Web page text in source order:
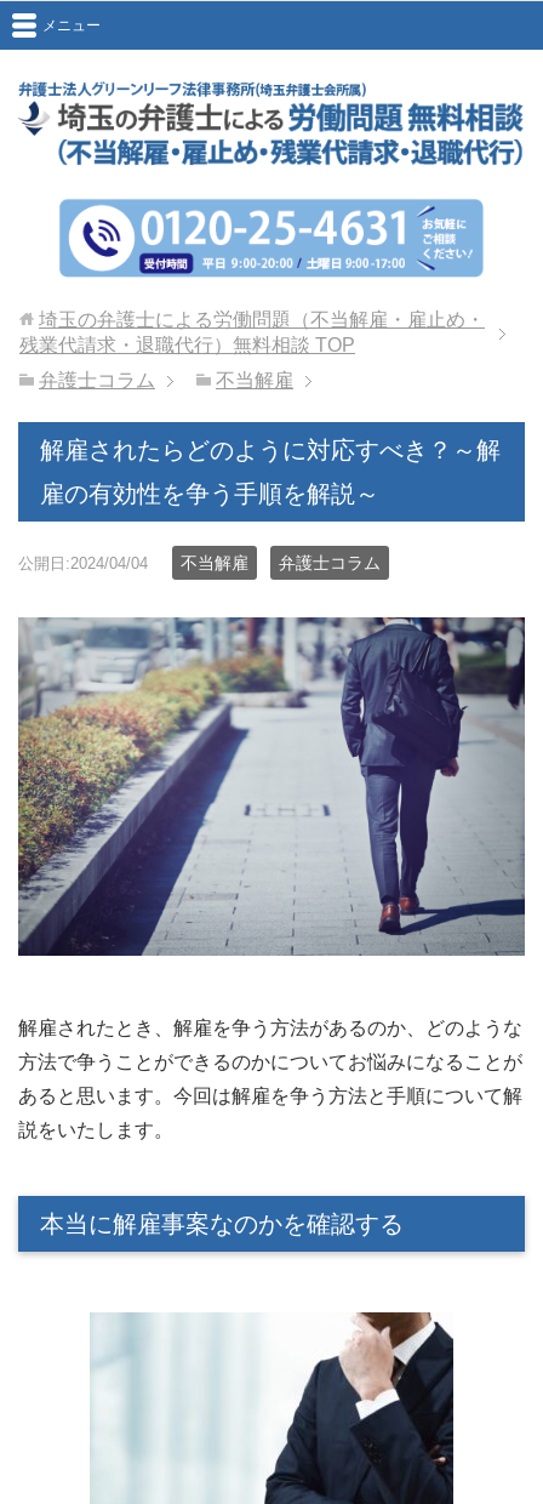
メニュー
埼玉の弁護士による労働問題（不当解雇・雇止め・
残業代請求・退職代行）無料相談 TOP
弁護士コラム
不当解雇
解雇されたらどのように対応すべき？～解
雇の有効性を争う手順を解説～
公開日:2024/04/04 不当解雇 弁護士コラム
解雇されたとき、解雇を争う方法があるのか、どのような
方法で争うことができるのかについてお悩みになることが
あると思います。今回は解雇を争う方法と手順について解
説をいたします。
本当に解雇事案なのかを確認する